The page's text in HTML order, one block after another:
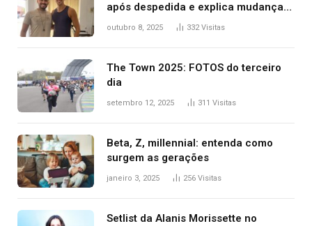
após despedida e explica mudança
para o TO: ‘Não esperava atingir
outubro 8, 2025 332Visitas
The Town 2025: FOTOS do terceiro
dia
setembro 12, 2025 311 Visitas
Beta, Z, millennial: entenda como
surgem as gerações
janeiro 3, 2025 256 Visitas
Setlist da Alanis Morissette no